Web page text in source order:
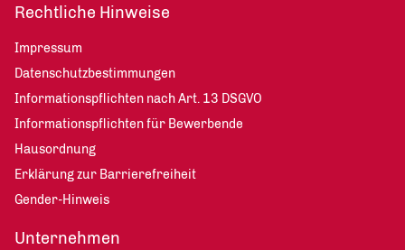
Rechtliche Hinweise
Impressum
Datenschutzbestimmungen
Informationspflichten nach Art. 13 DSGVO
Informationspflichten für Bewerbende
Hausordnung
Erklärung zur Barrierefreiheit
Gender-Hinweis
Unternehmen